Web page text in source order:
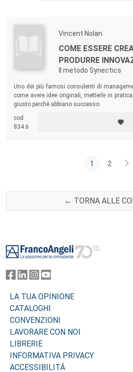
Vincent Nolan
COME ESSERE
PRODURRE
Il metodo Synectics
Uno dei più famosi consulenti di
come avere idee originali, metterle in
giusto perchè abbiano successo.
cod.
834.6
1 2
← TORNA ALLE
LA TUA OPINIONE
CATALOGHI
CONVENZIONI
LAVORARE CON NOI
LIBRERIE
INFORMATIVA PRIVACY
ACCESSIBILITÁ